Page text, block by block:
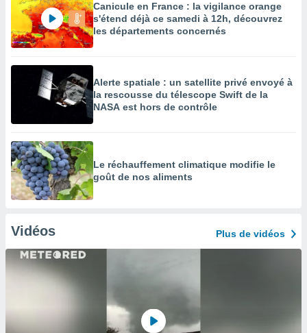
Canicule en France : la vigilance orange
s'étend déjà ce samedi à 12h, découvrez
les départements concernés
Alerte spatiale : un satellite privé envoyé à
la rescousse du télescope Swift de la
NASA est hors de contrôle
Le réchauffement climatique modifie le
goût de nos aliments
Vidéos Plus de vidéos